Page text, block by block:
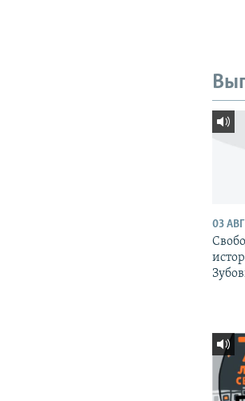
03